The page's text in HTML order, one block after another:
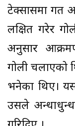
टेक्सासमा गत
लक्षित गरेर
अनुसार
गोली चलाएको
भनेका थिए।
उसले